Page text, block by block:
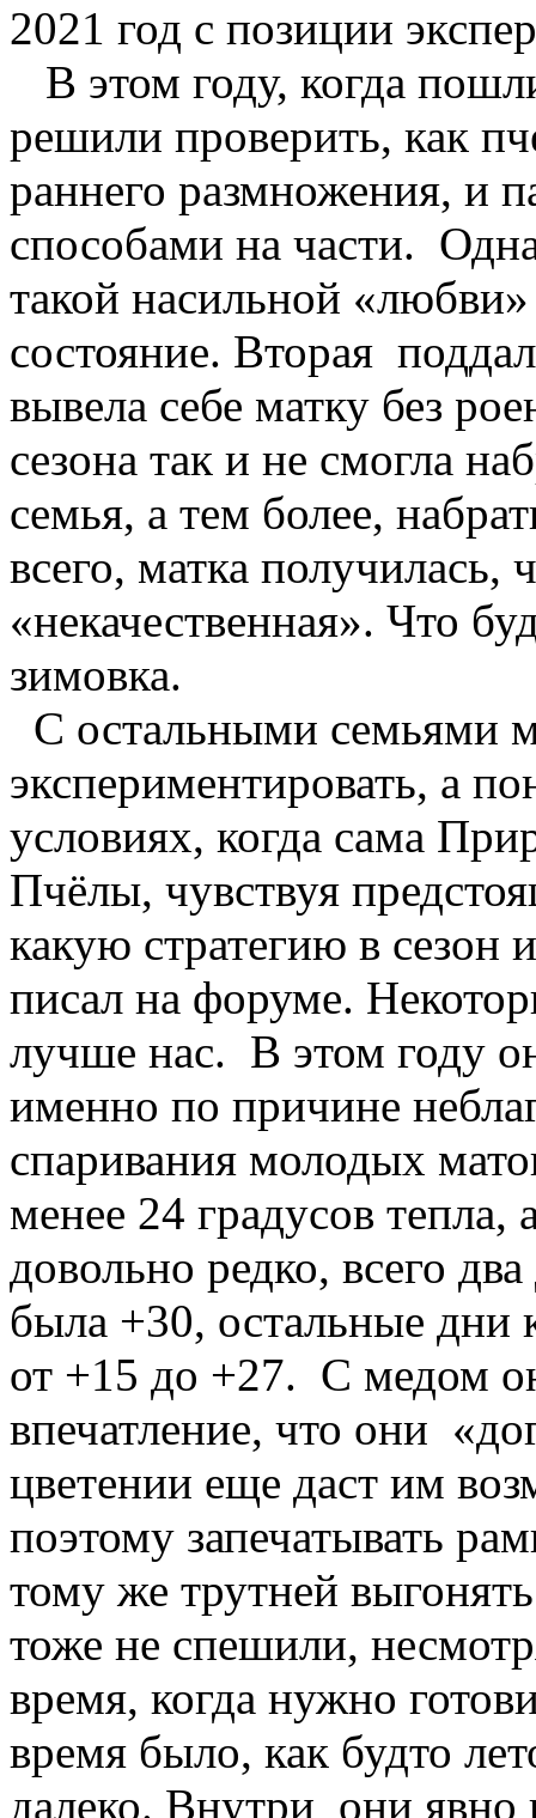
2021 год с позиции
В этом году, когда
решили проверить, как
раннего размножения, и
способами на части. Одна
такой насильной
состояние. Вторая
вывела себе матку без
сезона так и не смогла
семья, а тем более,
всего, матка получилась,
«некачественная». Что
зимовка.
С остальными семьями
экспериментировать, а
условиях, когда сама
Пчёлы, чувствуя
какую стратегию в сезон
писал на форуме.
лучше нас. В этом году
именно по причине
спаривания молодых
менее 24 градусов тепла,
довольно редко, всего
была +30, остальные дни
от +15 до +27. С медом
впечатление, что они
цветении еще даст им
поэтому запечатывать
тому же трутней
тоже не спешили,
время, когда нужно
время было, как будто
далеко. Внутри они явно